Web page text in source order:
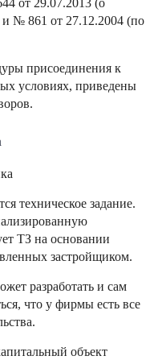
от 29.07.2013 (о
№ 861 от 27.12.2004 (по
присоединения к
условиях, приведены
техническое задание.
ТЗ на основании
застройщиком.
разработать и сам
что у фирмы есть все
объект